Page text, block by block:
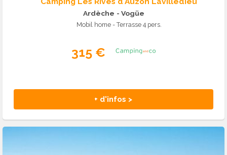
Ardèche - Vogüe
Mobil home - Terrasse 4 pers.
315 €
+ d'infos >